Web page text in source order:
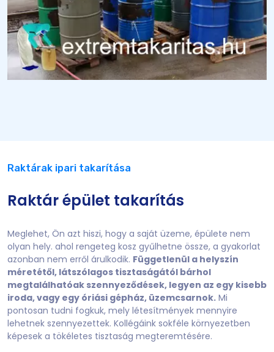
Raktárak ipari takarítása
Raktár épület takarítás
Meglehet, Ön azt hiszi, hogy a saját üzeme, épülete nem
olyan hely. ahol rengeteg kosz gyűlhetne össze, a gyakorlat
azonban nem erről árulkodik. Függetlenül a helyszín
méretétől, látszólagos tisztaságától bárhol
megtalálhatóak szennyeződések, legyen az egy kisebb
iroda, vagy egy óriási gépház, üzemcsarnok. Mi
pontosan tudni fogkuk, mely létesítmények mennyire
lehetnek szennyezettek. Kollégáink sokféle környezetben
képesek a tökéletes tisztaság megteremtésére.